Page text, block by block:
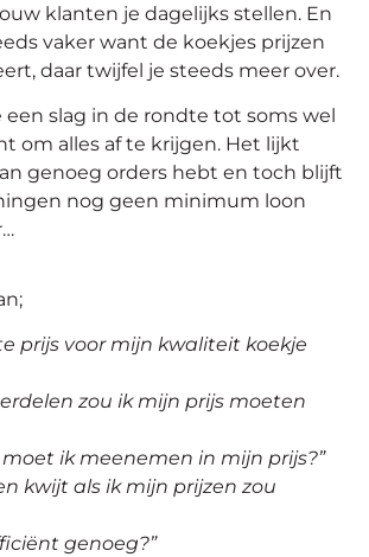
klanten je dagelijks stellen. En
vaker want de koekjes prijzen
daar twijfel je steeds meer over.
een slag in de rondte tot soms wel
om alles af te krijgen. Het lijkt
genoeg orders hebt en toch blijft
nog geen minimum loon
prijs voor mijn kwaliteit koekje
zou ik mijn prijs moeten
moet ik meenemen in mijn prijs?”
kwijt als ik mijn prijzen zou
genoeg?”